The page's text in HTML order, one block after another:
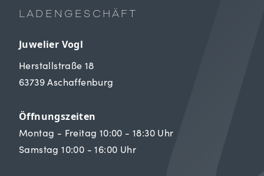
LADENGESCHÄFT
Juwelier Vogl
Herstallstraße 18
63739 Aschaffenburg
Öffnungszeiten
Montag - Freitag 10:00 - 18:30 Uhr
Samstag 10:00 - 16:00 Uhr